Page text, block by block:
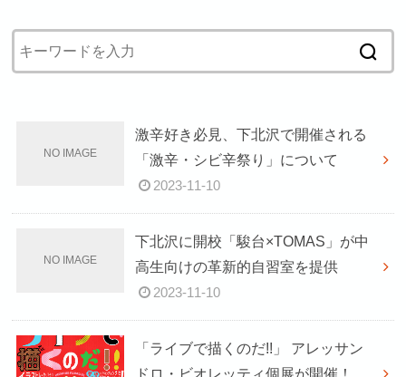
激辛好き必見、下北沢で開催される
「激辛・シビ辛祭り」について
2023-11-10
下北沢に開校「駿台×TOMAS」が中
高生向けの革新的自習室を提供
2023-11-10
「ライブで描くのだ!!」 アレッサン
ドロ・ビオレッティ個展が開催！